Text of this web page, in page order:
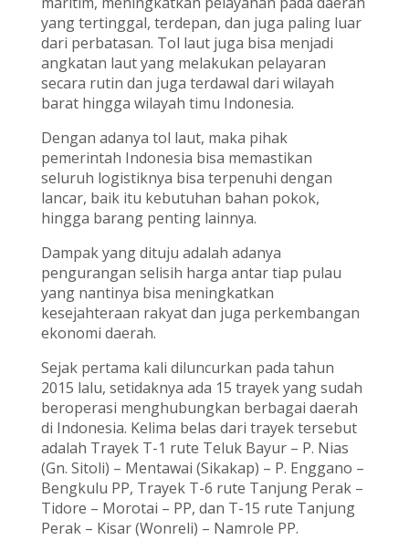
yang tertinggal, terdepan, dan juga paling luar
dari perbatasan. Tol laut juga bisa menjadi
angkatan laut yang melakukan pelayaran
secara rutin dan juga terdawal dari wilayah
barat hingga wilayah timu Indonesia.
Dengan adanya tol laut, maka pihak
pemerintah Indonesia bisa memastikan
seluruh logistiknya bisa terpenuhi dengan
lancar, baik itu kebutuhan bahan pokok,
hingga barang penting lainnya.
Dampak yang dituju adalah adanya
pengurangan selisih harga antar tiap pulau
yang nantinya bisa meningkatkan
kesejahteraan rakyat dan juga perkembangan
ekonomi daerah.
Sejak pertama kali diluncurkan pada tahun
2015 lalu, setidaknya ada 15 trayek yang sudah
beroperasi menghubungkan berbagai daerah
di Indonesia. Kelima belas dari trayek tersebut
adalah Trayek T-1 rute Teluk Bayur – P. Nias
(Gn. Sitoli) – Mentawai (Sikakap) – P. Enggano –
Bengkulu PP, Trayek T-6 rute Tanjung Perak –
Tidore – Morotai – PP, dan T-15 rute Tanjung
Perak – Kisar (Wonreli) – Namrole PP.